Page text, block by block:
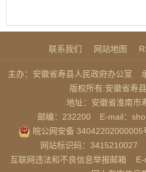
联系我们 网站地图
主办：安徽省寿县人民政府办公室
版权所有:安徽省寿
地址：安徽省淮南市
邮编：232200
E-mail：
皖公网安备 34042202000005
网站标识码：3415210027
互联网违法和不良信息举报邮箱